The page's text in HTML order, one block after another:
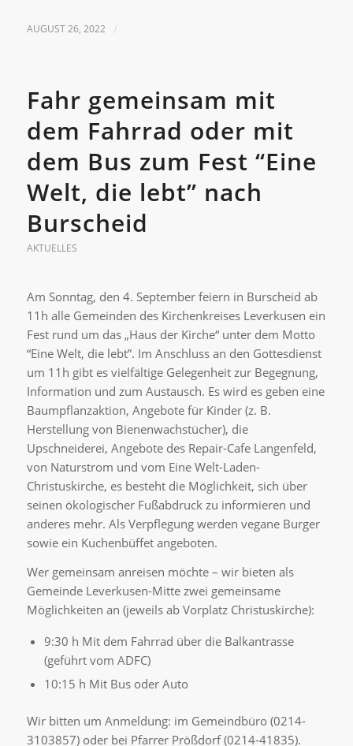
AUGUST 26, 2022 /
Fahr gemeinsam mit
dem Fahrrad oder mit
dem Bus zum Fest “Eine
Welt, die lebt” nach
Burscheid
AKTUELLES
Am Sonntag, den 4. September feiern in Burscheid ab
11h alle Gemeinden des Kirchenkreises Leverkusen ein
Fest rund um das „Haus der Kirche“ unter dem Motto
“Eine Welt, die lebt”. Im Anschluss an den Gottesdienst
um 11h gibt es vielfältige Gelegenheit zur Begegnung,
Information und zum Austausch. Es wird es geben eine
Baumpflanzaktion, Angebote für Kinder (z. B.
Herstellung von Bienenwachstücher), die
Upschneiderei, Angebote des Repair-Cafe Langenfeld,
von Naturstrom und vom Eine Welt-Laden-
Christuskirche, es besteht die Möglichkeit, sich über
seinen ökologischer Fußabdruck zu informieren und
anderes mehr. Als Verpflegung werden vegane Burger
sowie ein Kuchenbüffet angeboten.
Wer gemeinsam anreisen möchte – wir bieten als
Gemeinde Leverkusen-Mitte zwei gemeinsame
Möglichkeiten an (jeweils ab Vorplatz Christuskirche):
9:30 h Mit dem Fahrrad über die Balkantrasse
(geführt vom ADFC)
10:15 h Mit Bus oder Auto
Wir bitten um Anmeldung: im Gemeindbüro (0214-
3103857) oder bei Pfarrer Prößdorf (0214-41835).